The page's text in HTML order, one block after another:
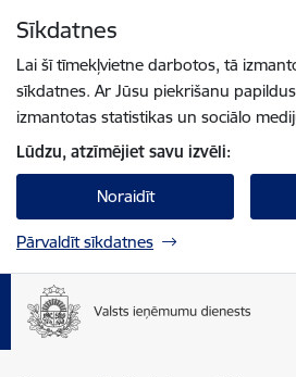
Sīkdatnes
Lai šī tīmekļvietne darbotos, tā
sīkdatnes. Ar Jūsu piekrišanu
izmantotas statistikas un sociālo
Lūdzu, atzīmējiet savu izvēli:
Noraidīt
Pārvaldīt sīkdatnes